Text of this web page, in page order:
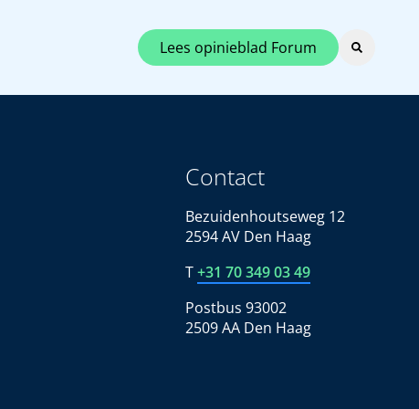
Lees opinieblad Forum
Contact
Bezuidenhoutseweg 12
2594 AV Den Haag
T+31 70 349 03 49
Postbus 93002
2509 AA Den Haag